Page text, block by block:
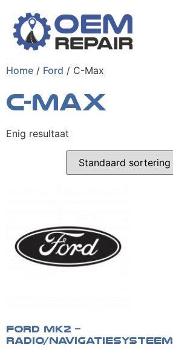
Home / Ford / C-Max
C-Max
Enig resultaat
Ford MK2 –
Radio/Navigatiesysteem